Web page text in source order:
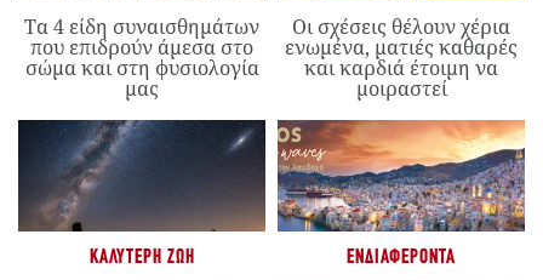
Τα 4 είδη συναισθημάτων
που επιδρούν άμεσα στο
σώμα και στη φυσιολογία
μας
Οι σχέσεις θέλουν χέρια
ενωμένα, ματιές καθαρές
και καρδιά έτοιμη να
μοιραστεί
ΚΑΛΎΤΕΡΗ ΖΩΉ ΕΝΔΙΑΦΈΡΟΝΤΑ